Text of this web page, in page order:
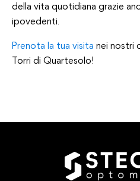
della vita quotidiana grazie
ipovedenti.
Prenota la tua visita nei nostri
Torri di Quartesolo!